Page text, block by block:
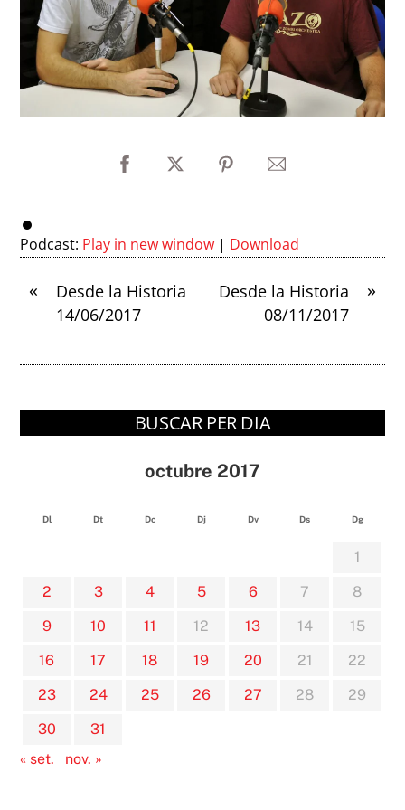
Podcast: Play in new window | Download
«
Desde la Historia
14/06/2017
»
Desde la Historia
08/11/2017
BUSCAR PER DIA
octubre 2017
Dl Dt Dc Dj Dv Ds Dg
1
2
3 4 5 6 7
8
9
10 11 12 13 14
15
16
17 18 19 20 21
22
23
24 25 26 27 28
29
30
31
« set.
nov. »